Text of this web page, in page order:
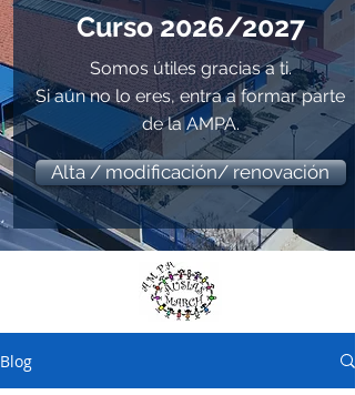
Curso 2026/2027
Somos útiles gracias a ti.
Si aún no lo eres, entra a formar parte
de la AMPA.
Alta / modificación/ renovación
Blog